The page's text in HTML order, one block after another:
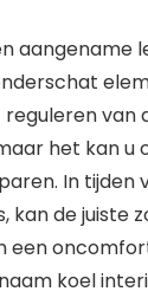
aangename
van
het kan u
In tijden
kan de juiste
een
koel